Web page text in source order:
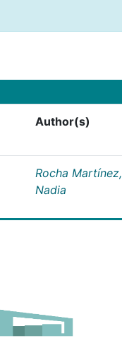
Author(s)
Rocha Martínez,
Nadia